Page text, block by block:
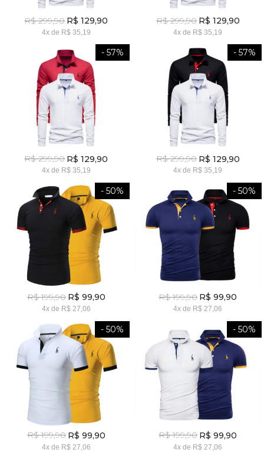
R$ 299,90 R$ 129,90
4xde R$ 35,19
R$ 299,90 R$ 129,90
4x de R$ 35,19
- 57%
R$ 299,90 R$ 129,90
4xde R$ 35,19
- 57%
R$ 299,90 R$ 129,90
4x de R$ 35,19
- 50%
R$ 199,90 R$ 99,90
4xde R$ 27,06
- 50%
R$ 199,90 R$ 99,90
4x de R$ 27,06
- 50%
R$ 199,90 R$ 99,90
4xde R$ 27,06
- 50%
R$ 199,90 R$ 99,90
4x de R$ 27,06